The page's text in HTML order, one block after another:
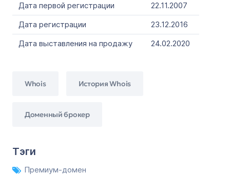
Дата первой регистрации
22.11.2007
Дата регистрации
23.12.2016
Дата выставления на продажу
24.02.2020
Whois История Whois
Доменный брокер
Тэги
Премиум-домен